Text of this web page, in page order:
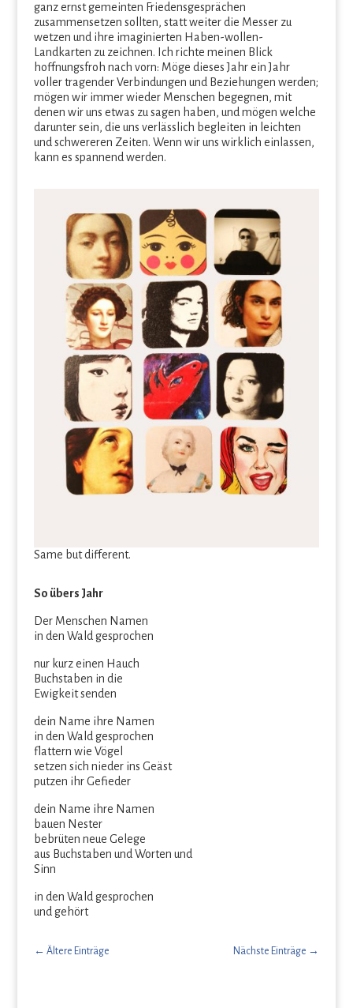
ganz ernst gemeinten Friedensgesprächen
zusammensetzen sollten, statt weiter die Messer zu
wetzen und ihre imaginierten Haben-wollen-
Landkarten zu zeichnen. Ich richte meinen Blick
hoffnungsfroh nach vorn: Möge dieses Jahr ein Jahr
voller tragender Verbindungen und Beziehungen werden;
mögen wir immer wieder Menschen begegnen, mit
denen wir uns etwas zu sagen haben, und mögen welche
darunter sein, die uns verlässlich begleiten in leichten
und schwereren Zeiten. Wenn wir uns wirklich einlassen,
kann es spannend werden.
Same but different.
So übers Jahr
Der Menschen Namen
in den Wald gesprochen
nur kurz einen Hauch
Buchstaben in die
Ewigkeit senden
dein Name ihre Namen
in den Wald gesprochen
flattern wie Vögel
setzen sich nieder ins Geäst
putzen ihr Gefieder
dein Name ihre Namen
bauen Nester
bebrüten neue Gelege
aus Buchstaben und Worten und
Sinn
in den Wald gesprochen
und gehört
← Ältere Einträge Nächste Einträge →